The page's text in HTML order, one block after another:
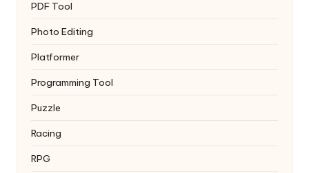
PDF Tool
Photo Editing
Platformer
Programming Tool
Puzzle
Racing
RPG